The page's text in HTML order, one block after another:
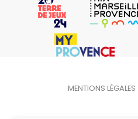
MENTIONS LÉGALES